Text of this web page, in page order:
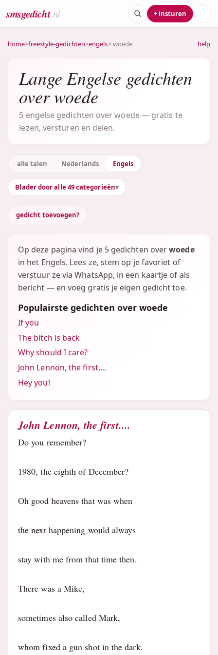
smsgedicht.nl + insturen
home>freestyle-gedichten>engels> woede help
Lange Engelse gedichten
over woede
5 engelse gedichten over woede — gratis te
lezen, versturen en delen.
alle talen Nederlands Engels
Blader door alle 49 categorieën
gedicht toevoegen?
Op deze pagina vind je 5 gedichten overwoede
in het Engels. Lees ze, stem op je favoriet of
verstuur ze via WhatsApp, in een kaartje of als
bericht — en voeg gratis je eigen gedicht toe.
Populairste gedichten over woede
If you
The bitch is back
Why should I care?
John Lennon, the first....
Hey you!
John Lennon, the first....
Do you remember?
1980, the eighth of December?
Oh good heavens that was when
the next happening would always
stay with me from that time then.
There was a Mike,
sometimes also called Mark,
whom fixed a gun shot in the dark.